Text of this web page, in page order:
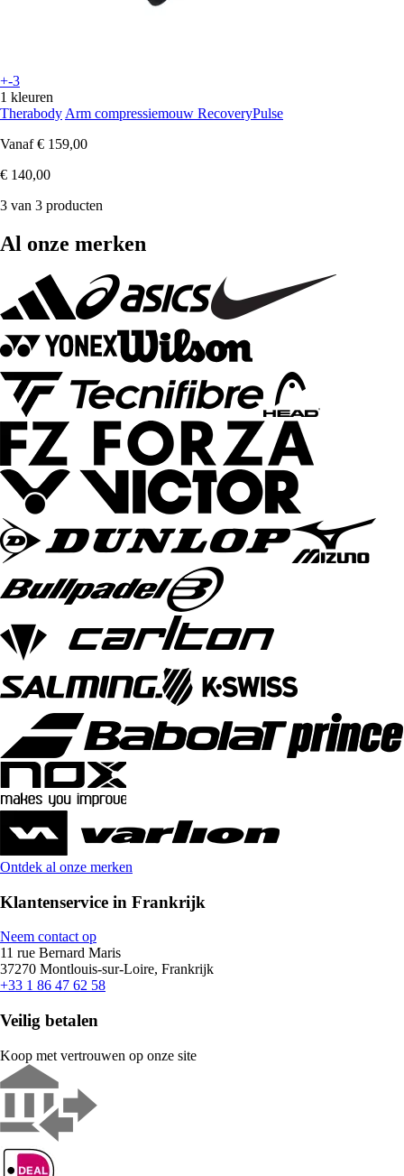
+-3
1 kleuren
Therabody Arm compressiemouw RecoveryPulse
Vanaf € 159,00
€ 140,00
3 van 3 producten
Al onze merken
Ontdek al onze merken
Klantenservice in Frankrijk
Neem contact op
11 rue Bernard Maris
37270 Montlouis-sur-Loire, Frankrijk
+33 1 86 47 62 58
Veilig betalen
Koop met vertrouwen op onze site